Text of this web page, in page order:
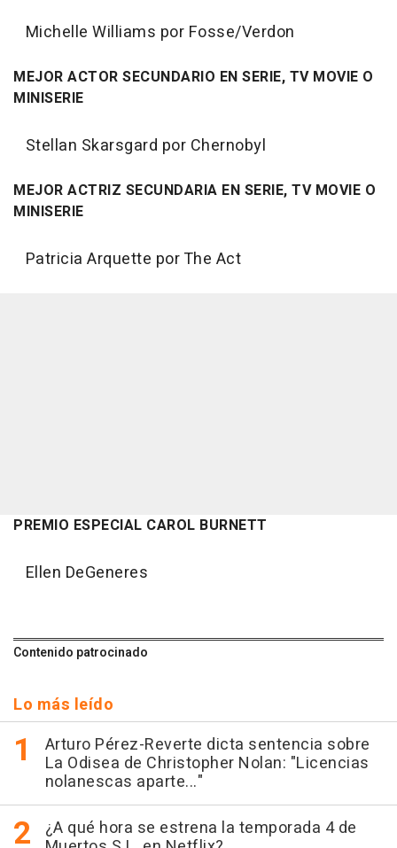
Michelle Williams por Fosse/Verdon
MEJOR ACTOR SECUNDARIO EN SERIE, TV MOVIE O
MINISERIE
Stellan Skarsgard por Chernobyl
MEJOR ACTRIZ SECUNDARIA EN SERIE, TV MOVIE O
MINISERIE
Patricia Arquette por The Act
PREMIO ESPECIAL CAROL BURNETT
Ellen DeGeneres
Contenido patrocinado
Lo más leído
Arturo Pérez-Reverte dicta sentencia sobre
La Odisea de Christopher Nolan: "Licencias
nolanescas aparte..."
¿A qué hora se estrena la temporada 4 de